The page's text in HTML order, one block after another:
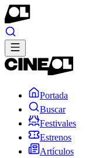
Portada
Buscar
Festivales
Estrenos
Artículos